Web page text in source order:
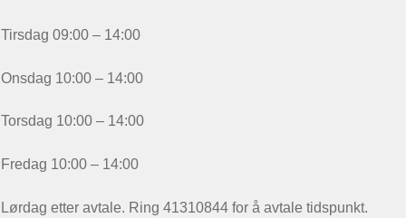
Tirsdag 09:00 – 14:00
Onsdag 10:00 – 14:00
Torsdag 10:00 – 14:00
Fredag 10:00 – 14:00
Lørdag etter avtale. Ring 41310844 for å avtale tidspunkt.